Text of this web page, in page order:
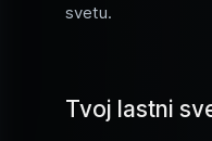
svetu.
Tvoj lastni